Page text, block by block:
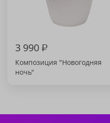
3 990₽
Композиция "Новогодняя
ночь"